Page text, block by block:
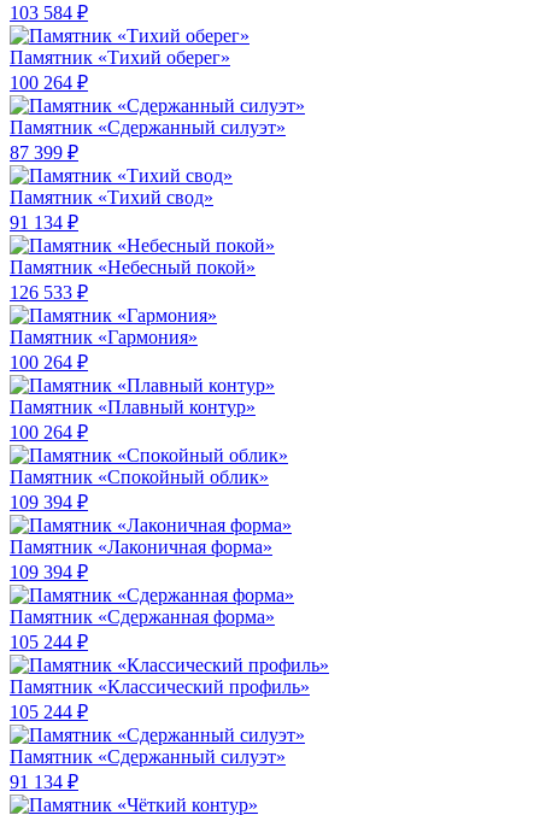
103 584 ₽
Памятник «Тихий оберег»
100 264 ₽
Памятник «Сдержанный силуэт»
87 399 ₽
Памятник «Тихий свод»
91 134 ₽
Памятник «Небесный покой»
126 533 ₽
Памятник «Гармония»
100 264 ₽
Памятник «Плавный контур»
100 264 ₽
Памятник «Спокойный облик»
109 394 ₽
Памятник «Лаконичная форма»
109 394 ₽
Памятник «Сдержанная форма»
105 244 ₽
Памятник «Классический профиль»
105 244 ₽
Памятник «Сдержанный силуэт»
91 134 ₽